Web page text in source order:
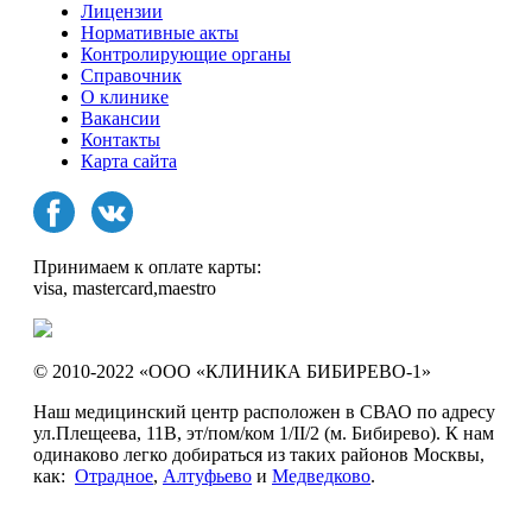
Лицензии
Нормативные акты
Контролирующие органы
Справочник
О клинике
Вакансии
Контакты
Карта сайта
Принимаем к оплате карты:
visa, mastercard,maestro
© 2010-2022 «ООО «КЛИНИКА БИБИРЕВО-1»
Наш медицинский центр расположен в СВАО по адресу
ул.Плещеева, 11В, эт/пом/ком 1/II/2 (м. Бибирево). К нам
одинаково легко добираться из таких районов Москвы,
как: Отрадное, Алтуфьево и Медведково.